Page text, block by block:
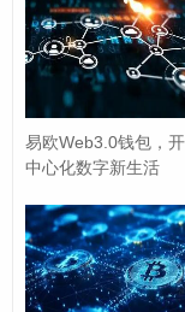
TXO，这是通
ut（在该交易
点会通过这两
锁条件是否满
在现实场景中,尤
严重时，一笔交
易欧Web3.0钱包，
中心化数字新生活